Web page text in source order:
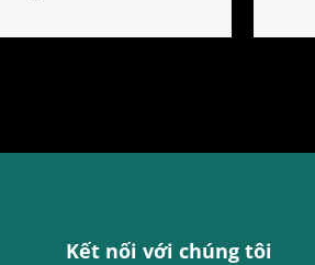
Kết nối với chúng tôi